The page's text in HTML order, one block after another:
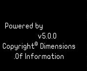
Powered by
v5.0.0
Copyright©
Dimensions
Of Information.